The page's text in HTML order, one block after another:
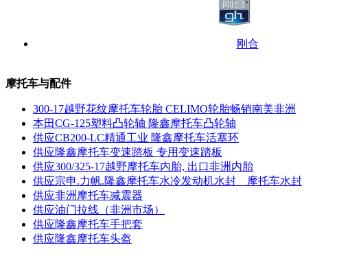
刚合
摩托车与配件
300-17越野花纹摩托车轮胎 CELIMO轮胎畅销南美非洲
本田CG-125塑料凸轮轴 隆鑫摩托车凸轮轴
供应CB200-LC精通工业 隆鑫摩托车活塞环
供应隆鑫摩托车变速踏板 专用变速踏板
供应300/325-17越野摩托车内胎, 出口非洲内胎
供应宗申.力帆.隆鑫摩托车水冷发动机水封 摩托车水封
供应非洲摩托车减震器
供应油门拉线（非洲市场）
供应隆鑫摩托车手把套
供应隆鑫摩托车头盔